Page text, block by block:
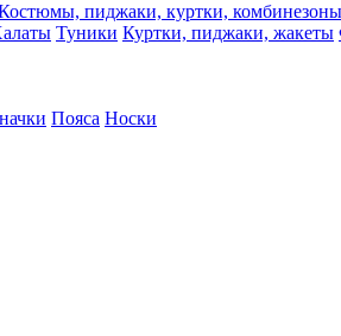
пиджаки, куртки, комбинезоны
Туники Куртки, пиджаки, жакеты
Пояса Носки